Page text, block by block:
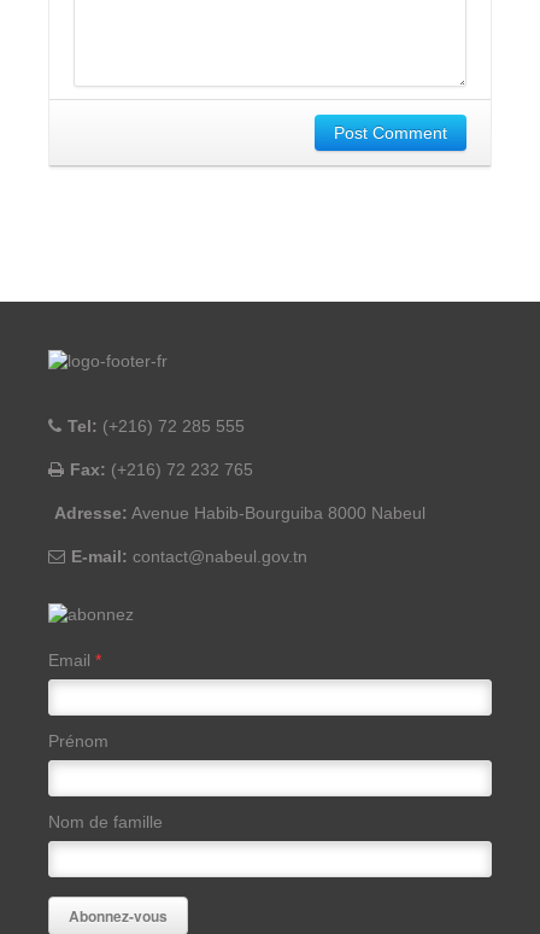
Post Comment
Tel: (+216) 72 285 555
Fax: (+216) 72 232 765
Adresse: Avenue Habib-Bourguiba 8000 Nabeul
E-mail: contact@nabeul.gov.tn
Email *
Prénom
Nom de famille